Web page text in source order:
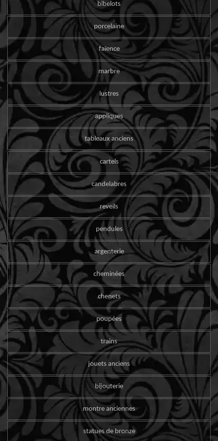
bibelots
porcelaine
faïence
marbre
lustres
appliques
tableaux anciens
cartels
candelabres
reveils
pendules
argenterie
cheminées
chenets
poupées
trains
jouets anciens
bijouterie
montre anciennes
statues de bronze